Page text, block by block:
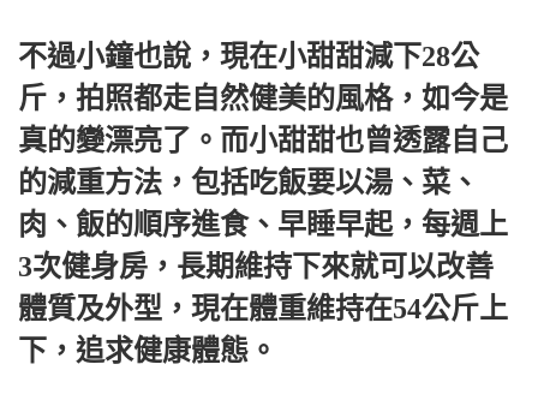
不過小鐘也說，現在小甜甜減下28公
斤，拍照都走自然健美的風格，如今是
真的變漂亮了。而小甜甜也曾透露自己
的減重方法，包括吃飯要以湯、菜、
肉、飯的順序進食、早睡早起，每週上
3次健身房，長期維持下來就可以改善
體質及外型，現在體重維持在54公斤上
下，追求健康體態。